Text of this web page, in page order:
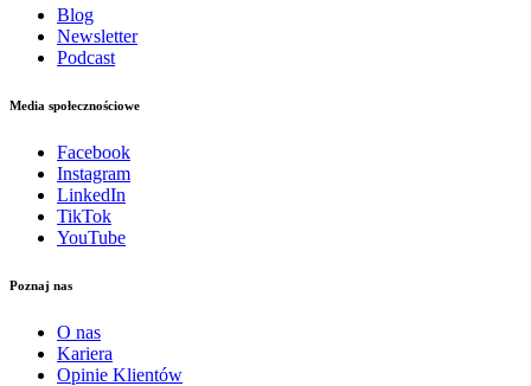
Blog
Newsletter
Podcast
Media społecznościowe
Facebook
Instagram
LinkedIn
TikTok
YouTube
Poznaj nas
O nas
Kariera
Opinie Klientów